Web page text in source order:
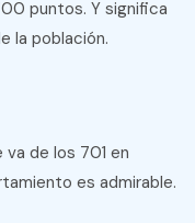
puntos. Y significa
la población.
de los 701 en
es admirable.